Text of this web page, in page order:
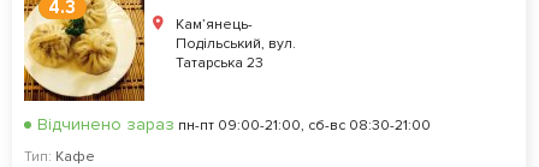
4.3
Кам’янець-
Подільський, вул.
Татарська 23
Відчинено зараз пн-пт 09:00-21:00, сб-вс 08:30-21:00
Тип: Кафе